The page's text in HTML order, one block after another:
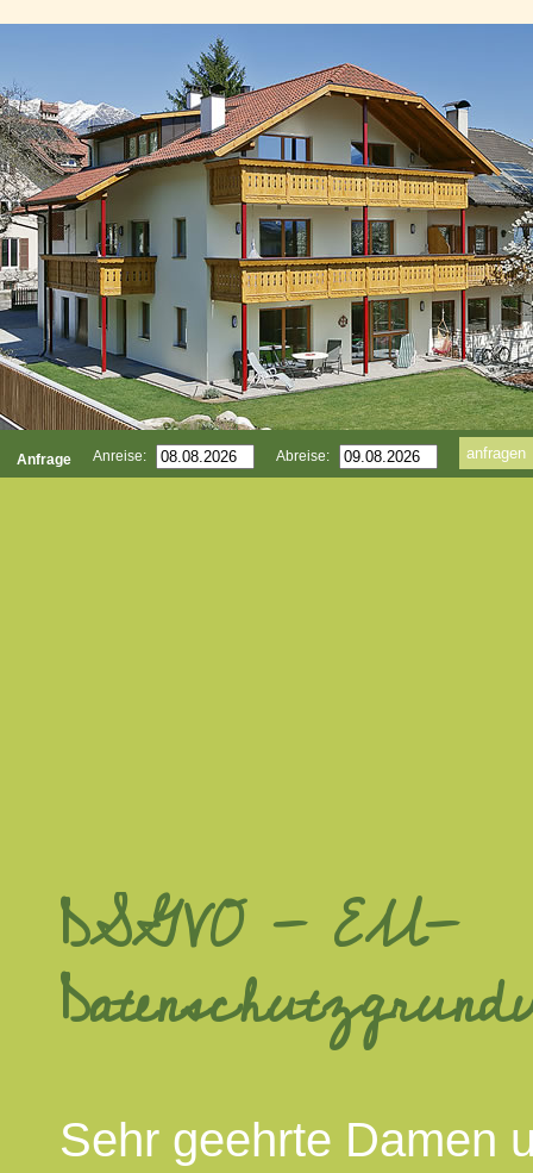
Anfrage Anreise: Abreise:
DSGVO - EU-
Sehr geehrte Damen